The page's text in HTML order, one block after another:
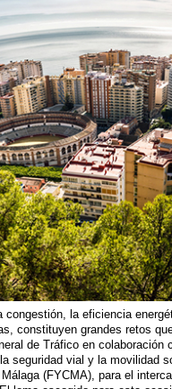
congestión, la eficiencia
constituyen grandes retos
de Tráfico en
seguridad vial y la movilidad
(FYCMA), para el